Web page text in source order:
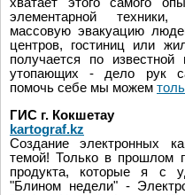
элементарной
массовую эвакуацию
центров, гостиниц или
получается по
утопающих - дело рук
помочь себе мы можем
ГИС г. Кокшетау
kartograf.kz
Создание электронных
темой! Только в прошлом
продукта, которые я с
"Блином недели" -